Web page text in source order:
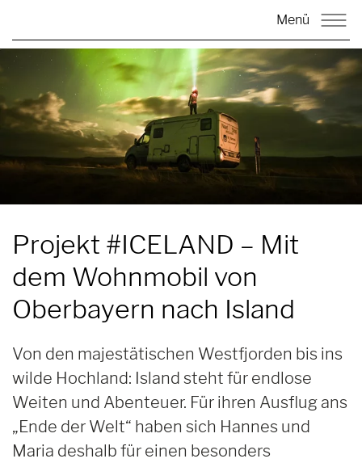
Menü
Projekt #ICELAND – Mit
dem Wohnmobil von
Oberbayern nach Island
Von den majestätischen Westfjorden bis ins
wilde Hochland: Island steht für endlose
Weiten und Abenteuer. Für ihren Ausflug ans
„Ende der Welt“ haben sich Hannes und
Maria deshalb für einen besonders